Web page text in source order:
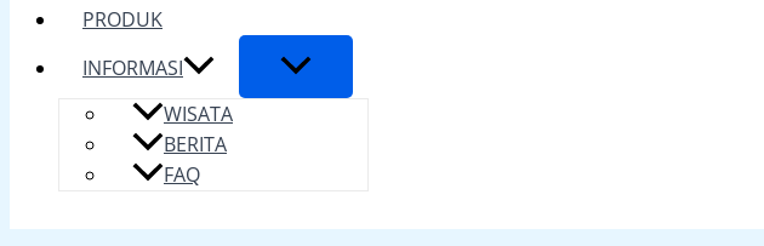
PRODUK
INFORMASI
WISATA
BERITA
FAQ